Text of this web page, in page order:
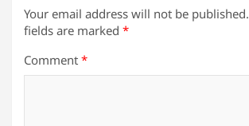
Your email address will not be published.
fields are marked *
Comment *